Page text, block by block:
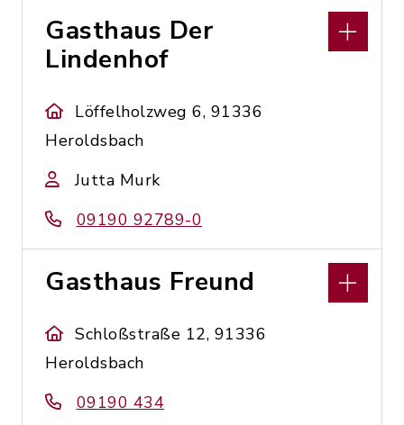
Gasthaus Der
Lindenhof
Löffelholzweg 6, 91336
Heroldsbach
Jutta Murk
09190 92789-0
Gasthaus Freund
Schloßstraße 12, 91336
Heroldsbach
09190 434